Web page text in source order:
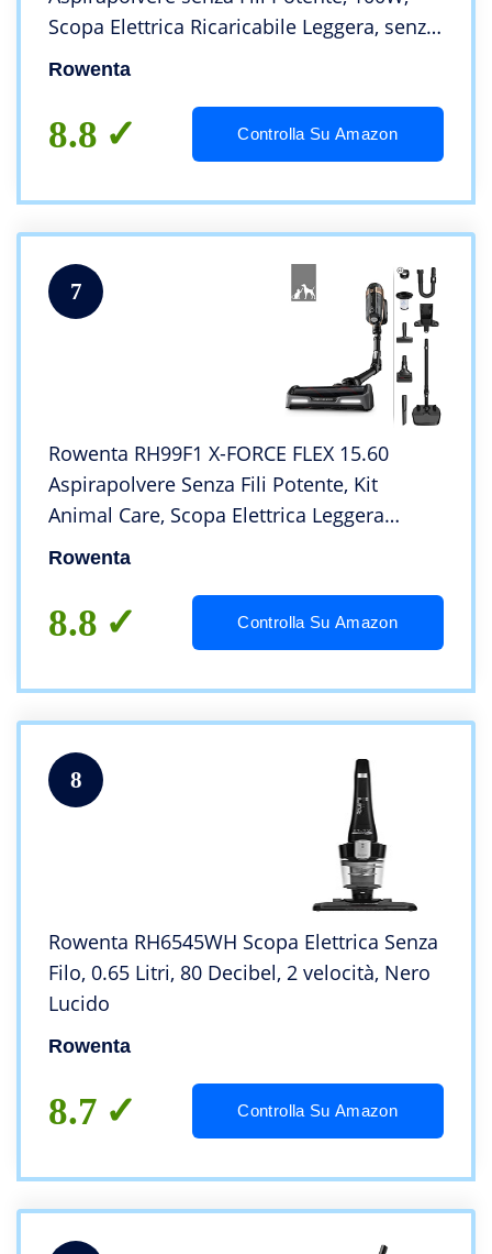
Scopa Elettrica Ricaricabile Leggera, senza
Sacco Multisuperficie, Autonomia 45 Min,
Rowenta
8.8 Controlla Su Amazon
7
Rowenta RH99F1 X-FORCE FLEX 15.60
Aspirapolvere Senza Fili Potente, Kit
Animal Care, Scopa Elettrica Leggera
Multisuperficie, Tecnologia Flex,
Potenza, Luce LED
Rowenta
8.8 Controlla Su Amazon
8
Rowenta RH6545WH Scopa Elettrica Senza
Filo, 0.65 Litri, 80 Decibel, 2 velocità, Nero
Lucido
Rowenta
8.7 Controlla Su Amazon